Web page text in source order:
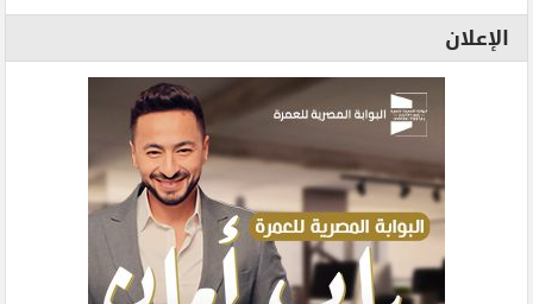
الإعلان